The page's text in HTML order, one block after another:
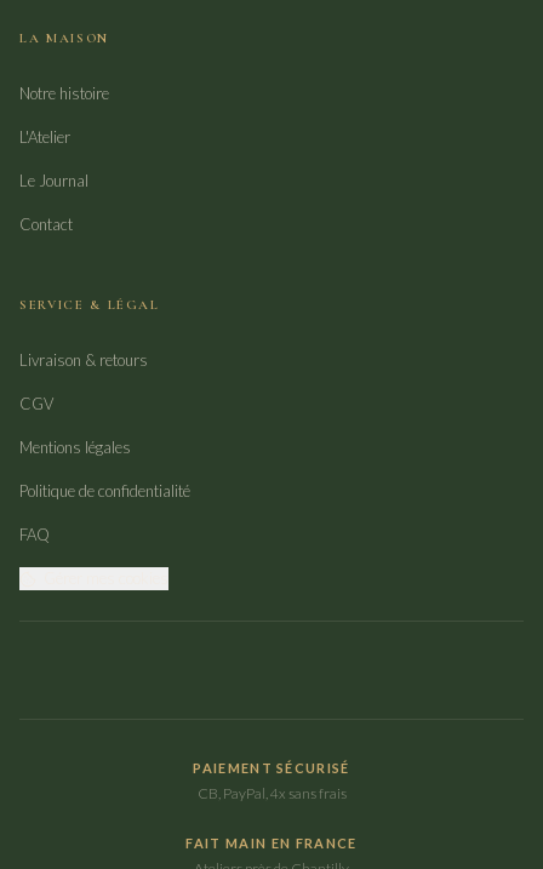
LA MAISON
Notre histoire
L'Atelier
Le Journal
Contact
SERVICE & LÉGAL
Livraison & retours
CGV
Mentions légales
Politique de confidentialité
FAQ
PAIEMENT SÉCURISÉ
CB, PayPal, 4x sans frais
FAIT MAIN EN FRANCE